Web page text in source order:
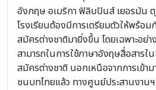
อังกฤษ อเมริกา ฟิลิบปินส์ เยอรมัน
โรงเรียนต้องมีการเตรียมตัวให้พร้อ
สมัครต่างชาติมายิ่งขึ้น โดยเฉพาะอย่
สามารถในการใช้ภาษาอังฤษสื่อสารใ
สมัครต่างชาติ นอกเหนือจากการเข้า
ชนบทไทยแล้ว ทางศูนย์ประสานงาน